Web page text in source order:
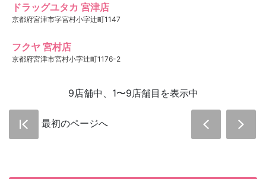
ドラッグユタカ 宮津店
京都府宮津市字宮村小字辻町1147
フクヤ 宮村店
京都府宮津市宮村小字辻町1176-2
9店舗中、1〜9店舗目を表示中
最初のページへ